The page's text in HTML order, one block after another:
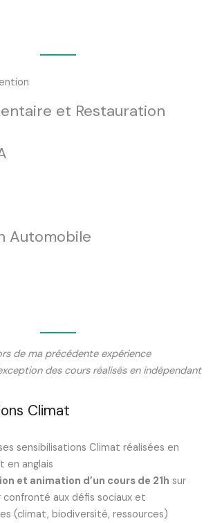
et Restauration
Automobile
de ma précédente expérience
des cours réalisés en indépendant
Climat
sensibilisations Climat réalisées en
en anglais​
et animation d’un cours de 21h sur
confronté aux défis sociaux et
(climat, biodiversité, ressources)​